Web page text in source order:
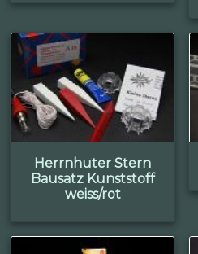
Herrnhuter Stern
Bausatz Kunststoff
weiss/rot